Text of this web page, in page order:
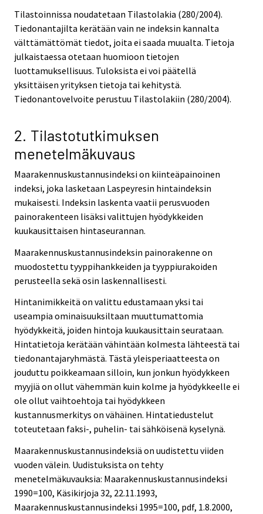
Tilastoinnissa noudatetaan Tilastolakia (280/2004).
Tiedonantajilta kerätään vain ne indeksin kannalta
välttämättömät tiedot, joita ei saada muualta. Tietoja
julkaistaessa otetaan huomioon tietojen
luottamuksellisuus. Tuloksista ei voi päätellä
yksittäisen yrityksen tietoja tai kehitystä.
Tiedonantovelvoite perustuu Tilastolakiin (280/2004).
2. Tilastotutkimuksen
menetelmäkuvaus
Maarakennuskustannusindeksi on kiinteäpainoinen
indeksi, joka lasketaan Laspeyresin hintaindeksin
mukaisesti. Indeksin laskenta vaatii perusvuoden
painorakenteen lisäksi valittujen hyödykkeiden
kuukausittaisen hintaseurannan.
Maarakennuskustannusindeksin painorakenne on
muodostettu tyyppihankkeiden ja tyyppiurakoiden
perusteella sekä osin laskennallisesti.
Hintanimikkeitä on valittu edustamaan yksi tai
useampia ominaisuuksiltaan muuttumattomia
hyödykkeitä, joiden hintoja kuukausittain seurataan.
Hintatietoja kerätään vähintään kolmesta lähteestä tai
tiedonantajaryhmästä. Tästä yleisperiaatteesta on
jouduttu poikkeamaan silloin, kun jonkun hyödykkeen
myyjiä on ollut vähemmän kuin kolme ja hyödykkeelle ei
ole ollut vaihtoehtoja tai hyödykkeen
kustannusmerkitys on vähäinen. Hintatiedustelut
toteutetaan faksi-, puhelin- tai sähköisenä kyselynä.
Maarakennuskustannusindeksiä on uudistettu viiden
vuoden välein. Uudistuksista on tehty
menetelmäkuvauksia: Maarakennuskustannusindeksi
1990=100, Käsikirjoja 32, 22.11.1993,
Maarakennuskustannusindeksi 1995=100, pdf, 1.8.2000,